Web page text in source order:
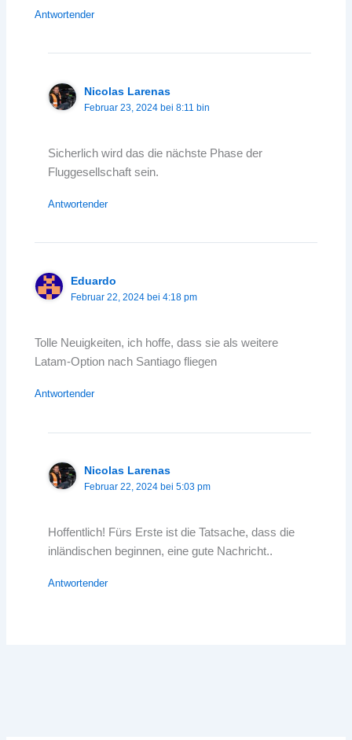
Antwortender
Nicolas Larenas
Februar 23, 2024 bei 8:11 bin
Sicherlich wird das die nächste Phase der
Fluggesellschaft sein.
Antwortender
Eduardo
Februar 22, 2024 bei 4:18 pm
Tolle Neuigkeiten, ich hoffe, dass sie als weitere
Latam-Option nach Santiago fliegen
Antwortender
Nicolas Larenas
Februar 22, 2024 bei 5:03 pm
Hoffentlich! Fürs Erste ist die Tatsache, dass die
inländischen beginnen, eine gute Nachricht..
Antwortender